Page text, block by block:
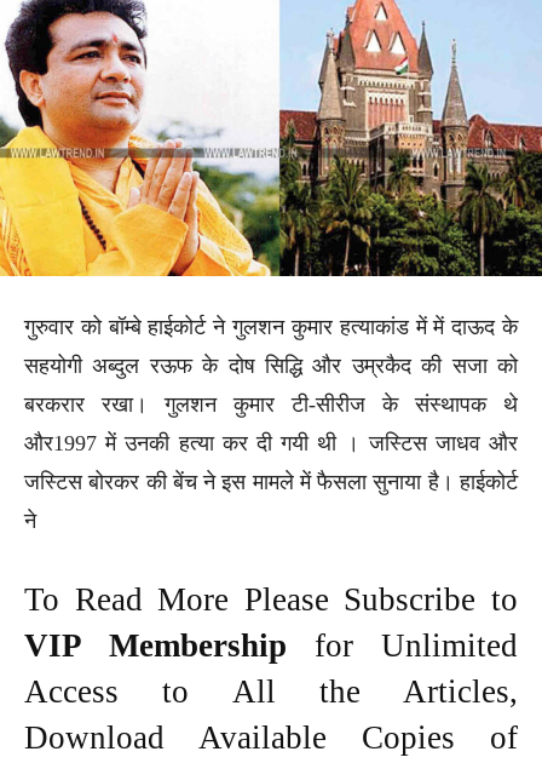
गुरुवार को बॉम्बे हाईकोर्ट ने गुलशन कुमार हत्याकांड में में दाऊद के
सहयोगी अब्दुल रऊफ के दोष सिद्धि और उम्रकैद की सजा को
बरकरार रखा। गुलशन कुमार टी-सीरीज के संस्थापक थे
और1997 में उनकी हत्या कर दी गयी थी । जस्टिस जाधव और
जस्टिस बोरकर की बेंच ने इस मामले में फैसला सुनाया है। हाईकोर्ट
ने
To Read More Please Subscribe to
VIP Membership for Unlimited
Access to All the Articles,
Download Available Copies of